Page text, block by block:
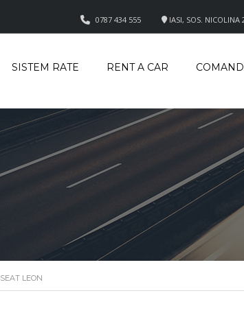
IASI, SOS. NICOLINA
0787 434 555
SISTEM RATE RENT A CAR
SEAT LEON